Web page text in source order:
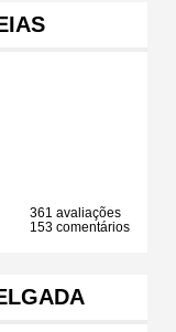
361 avaliações
153 comentários